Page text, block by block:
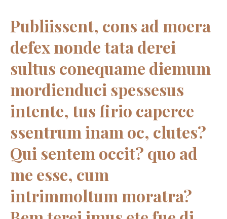
Publiissent, cons ad moera
defex nonde tata derei
sultus conequame diemum
mordienduci spessesus
intente, tus firio caperce
ssentrum inam oc, clutes?
Qui sentem occit? quo ad
me esse, cum
intrimmoltum moratra?